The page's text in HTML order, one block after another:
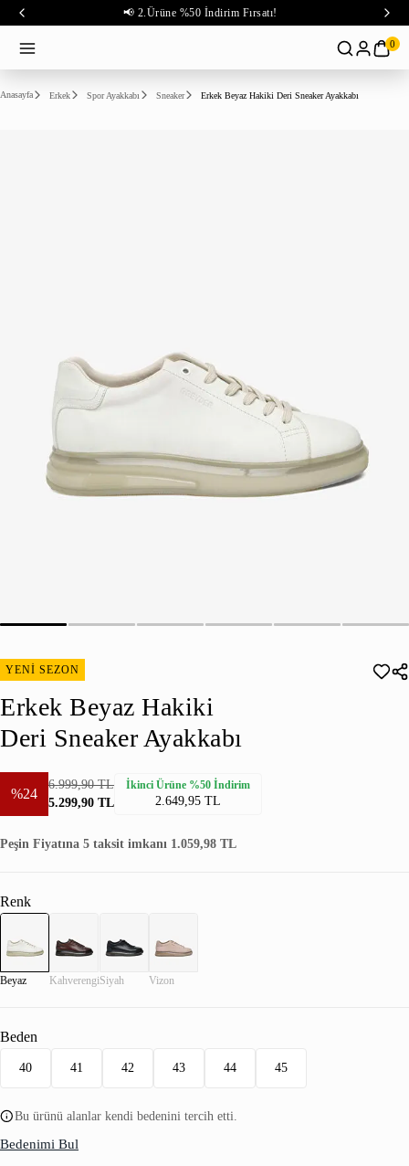
📢 2.Ürüne %50 İndirim Fırsatı!
0
Anasayfa Erkek Spor Ayakkabı Sneaker Erkek Beyaz Hakiki Deri Sneaker Ayakkabı
YENİ SEZON
Erkek Beyaz Hakiki
Deri Sneaker Ayakkabı
%24
6.999,90 TL
5.299,90 TL
İkinci Ürüne %50 İndirim
2.649,95 TL
Peşin Fiyatına 5 taksit imkanı 1.059,98 TL
Renk
Beyaz KahverengiSiyah Vizon
Beden
40 41 42 43 44 45
Bu ürünü alanlar kendi bedenini tercih etti.
Bedenimi Bul